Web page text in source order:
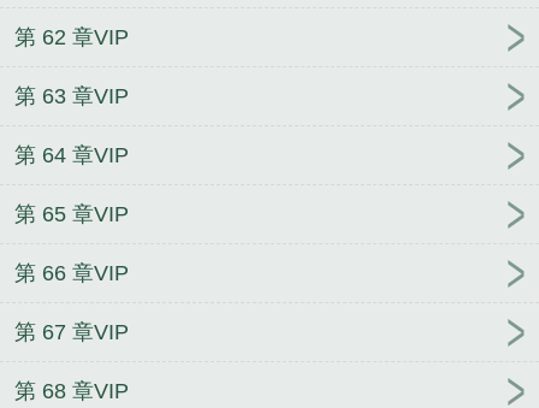
第 62 章VIP
第 63 章VIP
第 64 章VIP
第 65 章VIP
第 66 章VIP
第 67 章VIP
第 68 章VIP